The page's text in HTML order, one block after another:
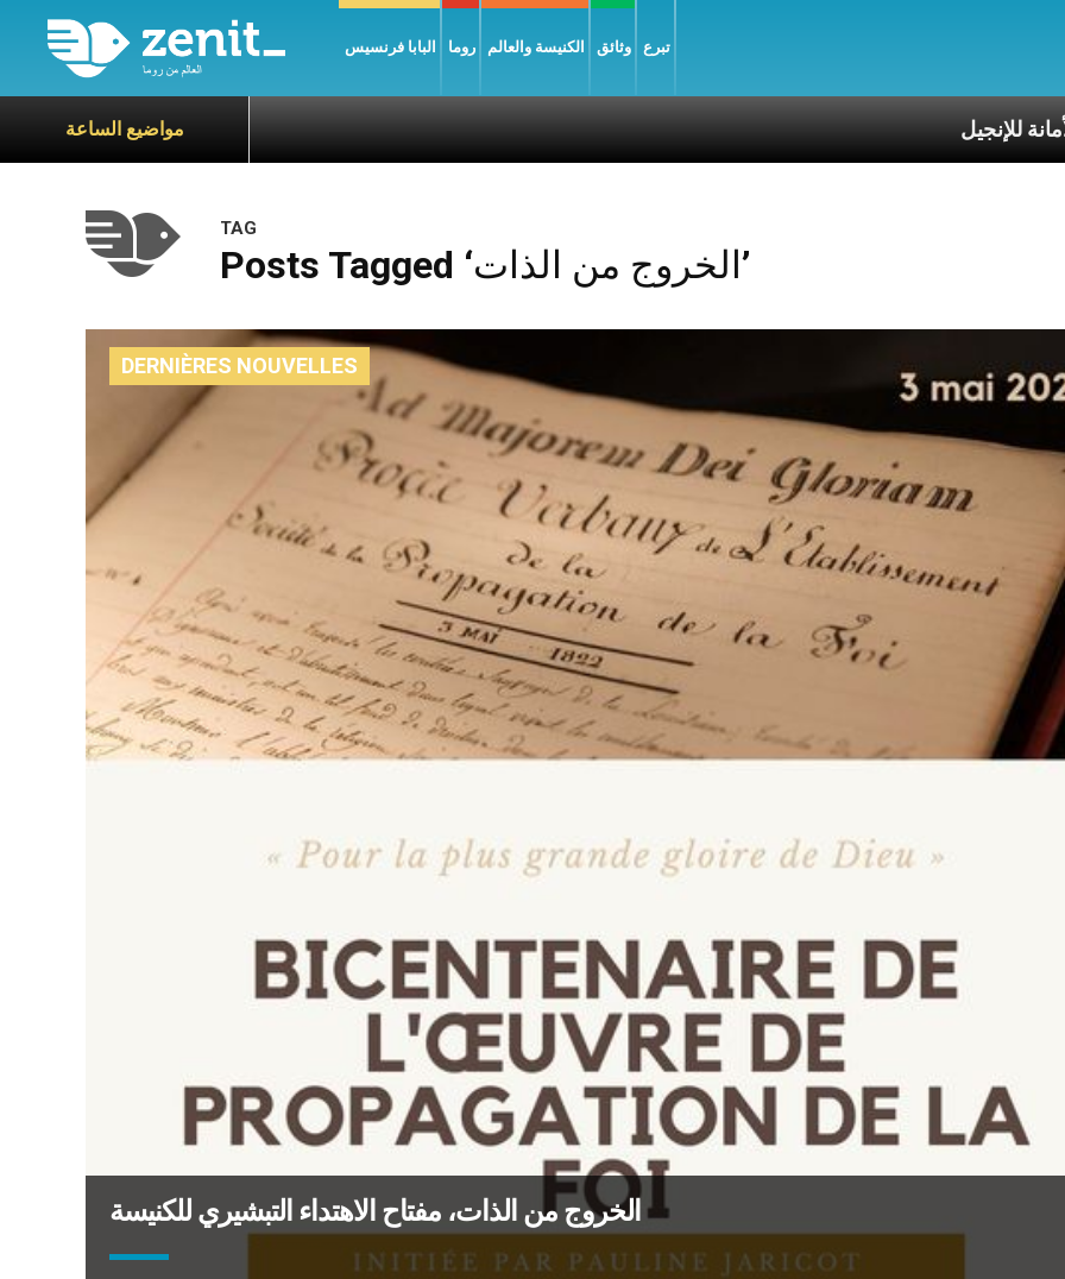
البابا فرنسيس روما الكنيسة والعالم وثائق تبرع
مواضيع الساعة
TAG
Posts Tagged ‘الخروج من الذات’
DERNIÈRES NOUVELLES
الخروج من الذات، مفتاح الاهتداء التبشيري للكنيسة